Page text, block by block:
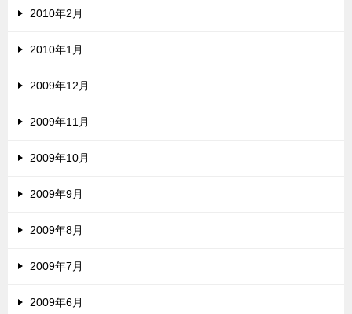
2010年2月
2010年1月
2009年12月
2009年11月
2009年10月
2009年9月
2009年8月
2009年7月
2009年6月